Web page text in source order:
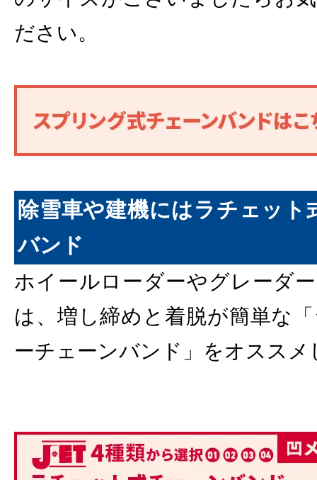
ださい。
除雪車や建機にはラチェット
バンド
ホイールローダーやグレーダ
は、増し締めと着脱が簡単な
ーチェーンバンド」をオスス